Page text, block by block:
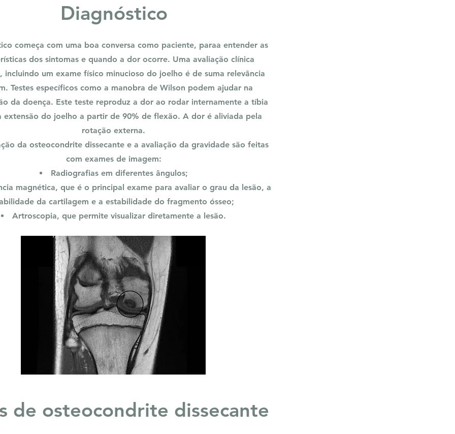
Diagnóstico
começa com uma boa conversa como paciente, paraa entender as
dos sintomas e quando a dor ocorre. Uma avaliação clínica
incluindo um exame físico minucioso do joelho é de suma relevância
Testes específicos como a manobra de Wilson podem ajudar na
da doença. Este teste reproduz a dor ao rodar internamente a tíbia
extensão do joelho a partir de 90% de flexão. A dor é aliviada pela
rotação externa.
da osteocondrite dissecante e a avaliação da gravidade são feitas
com exames de imagem:
Radiografias em diferentes ângulos;
magnética, que é o principal exame para avaliar o grau da lesão, a
da cartilagem e a estabilidade do fragmento ósseo;
Artroscopia, que permite visualizar diretamente a lesão.
de osteocondrite dissecante